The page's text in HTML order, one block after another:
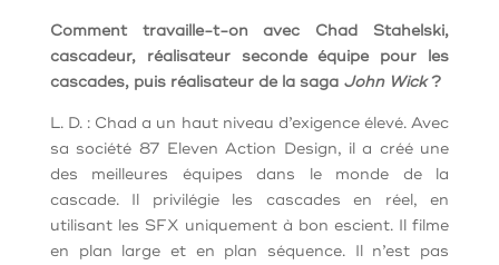
Comment travaille-t-on avec Chad Stahelski,
cascadeur, réalisateur seconde équipe pour les
cascades, puis réalisateur de la saga John Wick?
L. D. : Chad a un haut niveau d’exigence élevé. Avec
sa société 87 Eleven Action Design, il a créé une
des meilleures équipes dans le monde de la
cascade. Il privilégie les cascades en réel, en
utilisant les SFX uniquement à bon escient. Il filme
en plan large et en plan séquence. Il n’est pas